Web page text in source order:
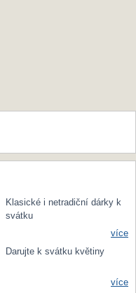
Klasické i netradiční dárky k
svátku
více
Darujte k svátku květiny
více